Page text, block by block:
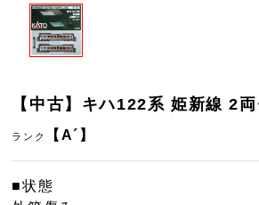
【中古】キハ122系 姫新線 2両
ランク 【A´】
■状態